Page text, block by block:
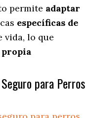
permite adaptar
específicas de
vida, lo que
para Perros